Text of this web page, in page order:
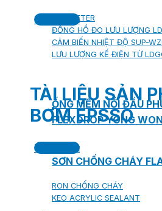
BTU METER
ĐỒNG HỒ ĐO LƯU LƯỢNG
CẢM BIẾN NHIỆT ĐỘ SUP-
LƯU LƯỢNG KẾ ĐIỆN TỪ
ỐNG MỀM NỐI ĐẦU
FLEXDROP YONG WON
SƠN CHỐNG CHÁY
RON CHỐNG CHÁY
KEO ACRYLIC SEALANT
Tiếng Việt
TÀI LIỆU SẢN
BƠM EPSSO
Tiếng Việt